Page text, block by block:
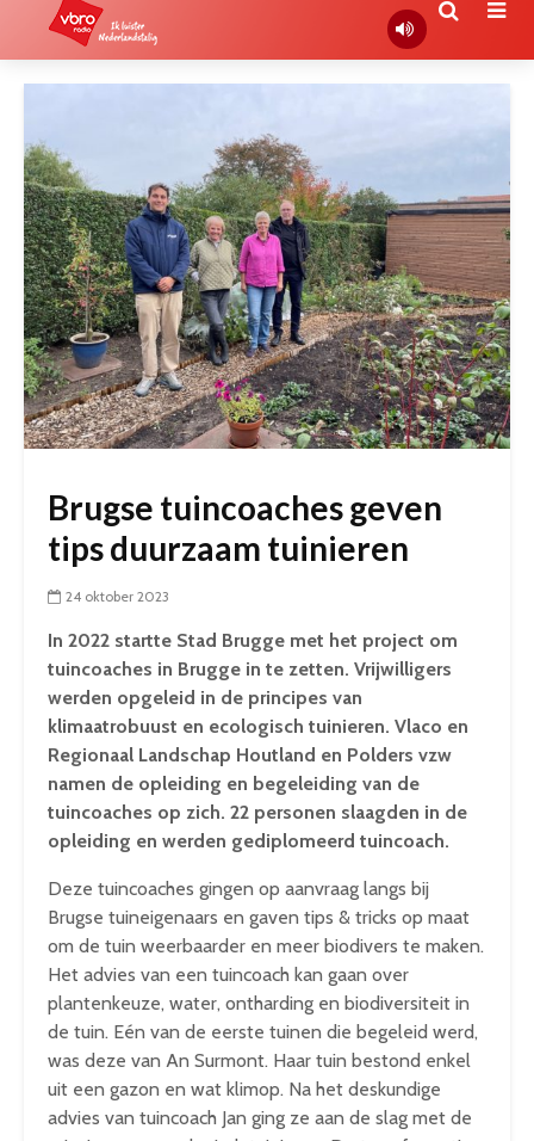
Brugse tuincoaches geven
tips duurzaam tuinieren
24 oktober 2023
In 2022 startte Stad Brugge met het project om
tuincoaches in Brugge in te zetten. Vrijwilligers
werden opgeleid in de principes van
klimaatrobuust en ecologisch tuinieren. Vlaco en
Regionaal Landschap Houtland en Polders vzw
namen de opleiding en begeleiding van de
tuincoaches op zich. 22 personen slaagden in de
opleiding en werden gediplomeerd tuincoach.
Deze tuincoaches gingen op aanvraag langs bij
Brugse tuineigenaars en gaven tips & tricks op maat
om de tuin weerbaarder en meer biodivers te maken.
Het advies van een tuincoach kan gaan over
plantenkeuze, water, ontharding en biodiversiteit in
de tuin. Eén van de eerste tuinen die begeleid werd,
was deze van An Surmont. Haar tuin bestond enkel
uit een gazon en wat klimop. Na het deskundige
advies van tuincoach Jan ging ze aan de slag met de